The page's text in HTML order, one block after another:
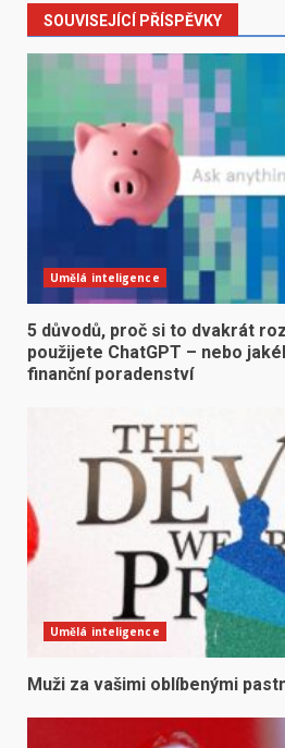
SOUVISEJÍCÍ PŘÍSPĚVKY
Umělá inteligence
5 důvodů, proč si to dvakrát
použijete ChatGPT – nebo
finanční poradenství
Umělá inteligence
Muži za vašimi oblíbenými